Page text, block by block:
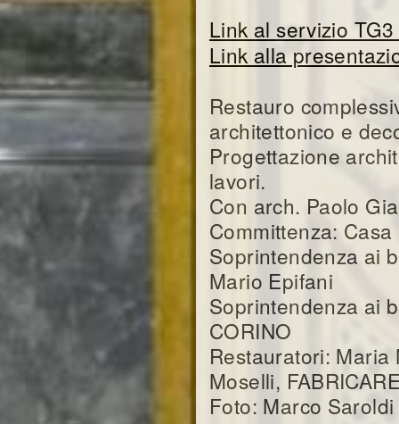
Link al servizio
Link alla
Restauro
architettonico e
Progettazione
lavori.
Con arch. Paolo
Committenza:
Soprintendenza ai
Mario Epifani
Soprintendenza ai
CORINO
Restauratori:
Moselli,
Foto: Marco Saroldi